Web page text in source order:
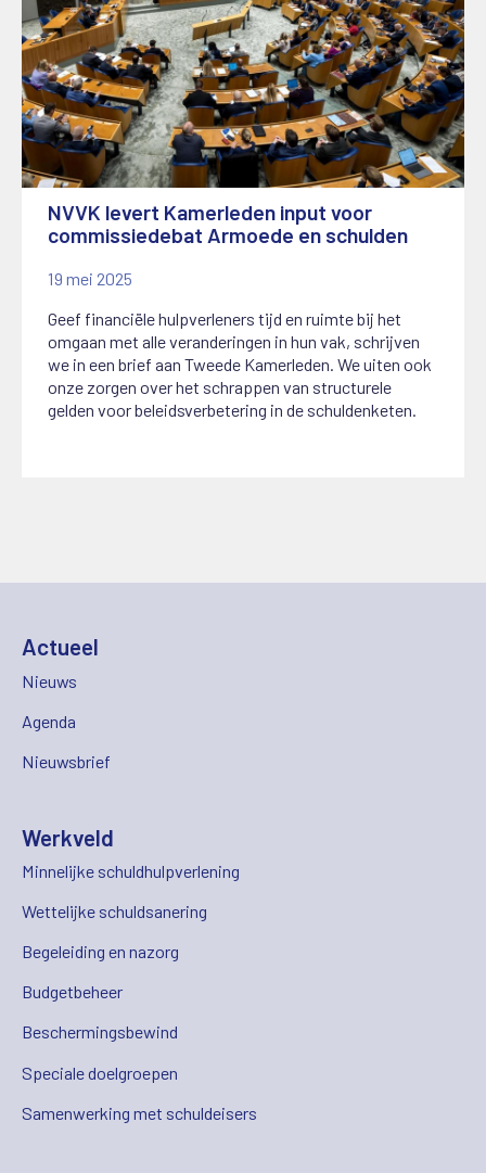
NVVK levert Kamerleden input voor
commissiedebat Armoede en schulden
19 mei 2025
Geef financiële hulpverleners tijd en ruimte bij het
omgaan met alle veranderingen in hun vak, schrijven
we in een brief aan Tweede Kamerleden. We uiten ook
onze zorgen over het schrappen van structurele
gelden voor beleidsverbetering in de schuldenketen.
Actueel
Nieuws
Agenda
Nieuwsbrief
Werkveld
Minnelijke schuldhulpverlening
Wettelijke schuldsanering
Begeleiding en nazorg
Budgetbeheer
Beschermingsbewind
Speciale doelgroepen
Samenwerking met schuldeisers